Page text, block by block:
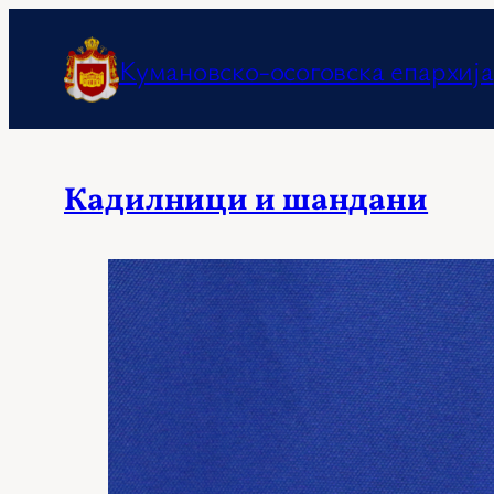
содржината
Кумановско-осоговска епархија
Кадилници и шандани